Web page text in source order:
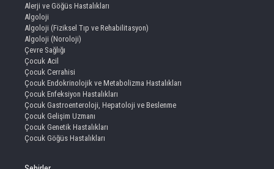
Alerji ve Göğüs Hastalıkları
Algoloji
Algoloji (Fiziksel Tıp ve Rehabilitasyon)
Algoloji (Noroloji)
Çevre Sağlığı
Çocuk Acil
Çocuk Cerrahisi
Çocuk Endokrinolojik ve Metabolizma Hastalıkları
Çocuk Enfeksiyon Hastalıkları
Çocuk Gastroenteroloji, Hepatoloji ve Beslenme
Çocuk Gelişim Uzmanı
Çocuk Genetik Hastalıkları
Çocuk Göğüs Hastalıkları